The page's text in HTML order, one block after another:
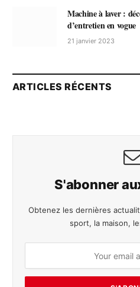
Machine à laver :
d’entretien en vogue
21 janvier 2023
ARTICLES RÉCENTS
S'abonner
Obtenez les dernières
sport, la maison,